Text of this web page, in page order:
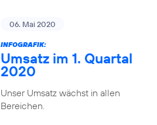
06. Mai 2020
INFOGRAFIK:
Umsatz im 1. Quartal
2020
Unser Umsatz wächst in allen
Bereichen.